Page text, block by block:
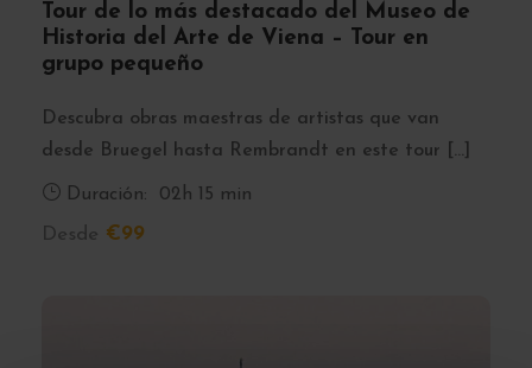
Tour de lo más destacado del Museo de
Historia del Arte de Viena – Tour en
grupo pequeño
Duración: 02h 15 min
Descubra obras maestras de artistas que van
desde Bruegel hasta Rembrandt en este tour […]
Desde €99